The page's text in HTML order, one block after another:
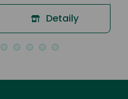
Detaily